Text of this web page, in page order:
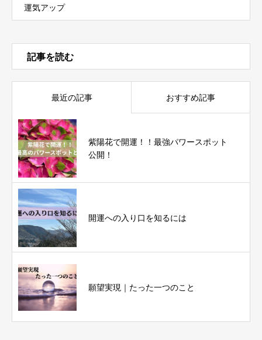
運気アップ
記事を読む
最近の記事 おすすめ記事
紫陽花で開運！！最強パワースポット
公開！
開運への入り口を知るには
願望実現｜たった一つのこと